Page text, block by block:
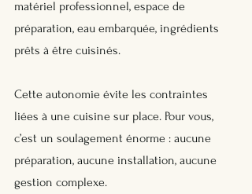
matériel professionnel, espace de
préparation, eau embarquée, ingrédients
prêts à être cuisinés.
Cette autonomie évite les contraintes
liées à une cuisine sur place. Pour vous,
c’est un soulagement énorme : aucune
préparation, aucune installation, aucune
gestion complexe.